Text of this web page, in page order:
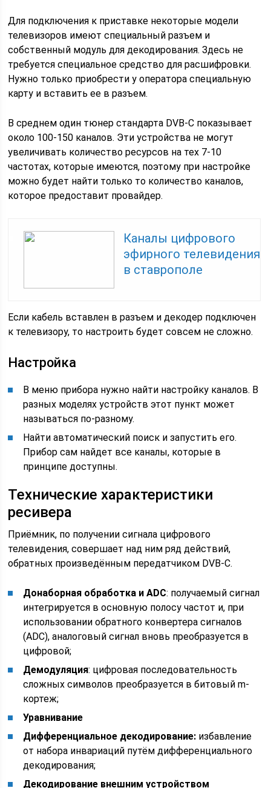
Для подключения к приставке некоторые модели
телевизоров имеют специальный разъем и
собственный модуль для декодирования. Здесь не
требуется специальное средство для расшифровки.
Нужно только приобрести у оператора специальную
карту и вставить ее в разъем.
В среднем один тюнер стандарта DVB-С показывает
около 100-150 каналов. Эти устройства не могут
увеличивать количество ресурсов на тех 7-10
частотах, которые имеются, поэтому при настройке
можно будет найти только то количество каналов,
которое предоставит провайдер.
Каналы цифрового
эфирного телевидения
в ставрополе
Если кабель вставлен в разъем и декодер подключен
к телевизору, то настроить будет совсем не сложно.
Настройка
В меню прибора нужно найти настройку каналов. В
разных моделях устройств этот пункт может
называться по-разному.
Найти автоматический поиск и запустить его.
Прибор сам найдет все каналы, которые в
принципе доступны.
Технические характеристики
ресивера
Приёмник, по получении сигнала цифрового
телевидения, совершает над ним ряд действий,
обратных произведённым передатчиком DVB-C.
Донаборная обработка и ADC: получаемый сигнал
интегрируется в основную полосу частот и, при
использовании обратного конвертера сигналов
(ADC), аналоговый сигнал вновь преобразуется в
цифровой;
Демодуляция: цифровая последовательность
сложных символов преобразуется в битовый m-
кортеж;
Уравнивание
Дифференциальное декодирование: избавление
от набора инвариаций путём дифференциального
декодирования;
Декодирование внешним устройством